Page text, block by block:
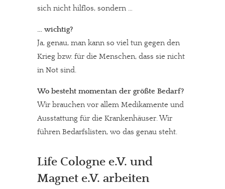
sich nicht hilflos, sondern …
… wichtig?
Ja, genau, man kann so viel tun gegen den
Krieg bzw. für die Menschen, dass sie nicht
in Not sind.
Wo besteht momentan der größte Bedarf?
Wir brauchen vor allem Medikamente und
Ausstattung für die Krankenhäuser. Wir
führen Bedarfslisten, wo das genau steht.
Life Cologne e.V. und
Magnet e.V. arbeiten